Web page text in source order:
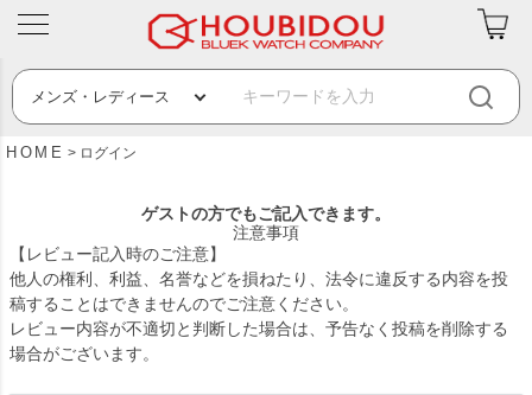
HOME ログイン
ゲストの方でもご記入できます。
注意事項
【レビュー記入時のご注意】
他人の権利、利益、名誉などを損ねたり、法令に違反する内容を投
稿することはできませんのでご注意ください。
レビュー内容が不適切と判断した場合は、予告なく投稿を削除する
場合がございます。